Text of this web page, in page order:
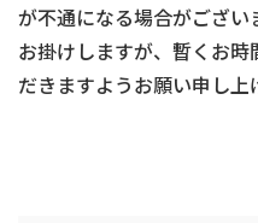
が不通になる場合がござい
お掛けしますが、暫くお
だきますようお願い申し上